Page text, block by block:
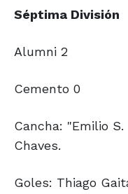
Séptima División
Alumni 2
Cemento 0
Cancha: "Emilio
Chaves.
Goles: Thiago